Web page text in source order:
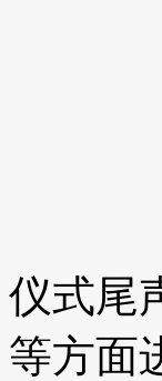
仪式尾
等方面